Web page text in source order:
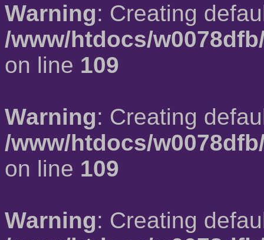
Warning: Creating
/www/htdocs/
on line 109
Warning: Creating
/www/htdocs/
on line 109
Warning: Creating